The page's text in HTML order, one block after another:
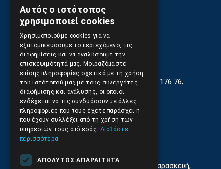
Γεωργίου Κρέμου 13-17, Καλλιθέα, Τ.Κ.176 76,
Αθήνα, Ελλάδα
210.9566.401(11.30-17.00)
210.9566.402
Εξυπηρέτηση Κοινού Δευτέρα έως Παρασκευή,
Αυτός ο ιστότοπος
χρησιμοποιεί cookies
Χρησιμοποιούμε cookies για να
εξατομικεύσουμε το περιεχόμενο, τις
διαφημίσεις και να αναλύσουμε την
επισκεψιμότητά μας. Μοιραζόμαστε
επίσης πληροφορίες σχετικά με τη χρήση
του ιστότοπού μας με τους συνεργάτες
διαφήμισης και ανάλυσης, οι οποίοι
ενδέχεται να τις συνδυάσουν με άλλες
πληροφορίες που τους έχετε παράσχει ή
που έχουν συλλέξει από τη χρήση των
υπηρεσιών τους από εσάς. Διαβάστε
περισσότερα
ΑΠΟΛΎΤΩΣ ΑΠΑΡΑΊΤΗΤΑ